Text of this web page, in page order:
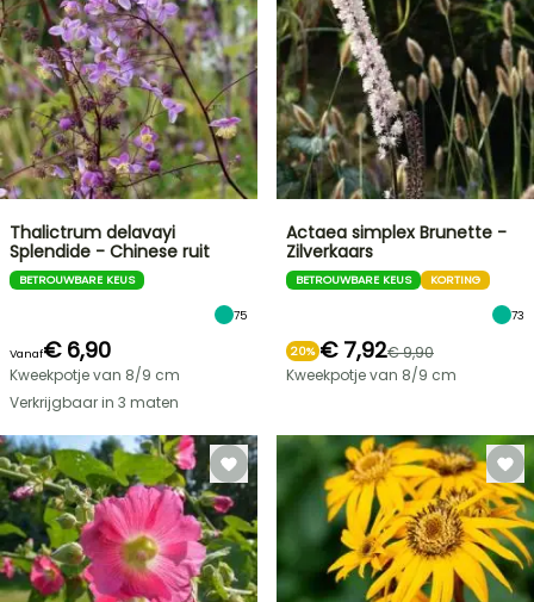
Thalictrum delavayi
Splendide - Chinese ruit
BETROUWBARE KEUS
75
Vanaf€ 6,90
Kweekpotje van 8/9 cm
Verkrijgbaar in 3 maten
Actaea simplex Brunette -
Zilverkaars
BETROUWBARE KEUS KORTING
73
20% € 7,92€ 9,90
Kweekpotje van 8/9 cm